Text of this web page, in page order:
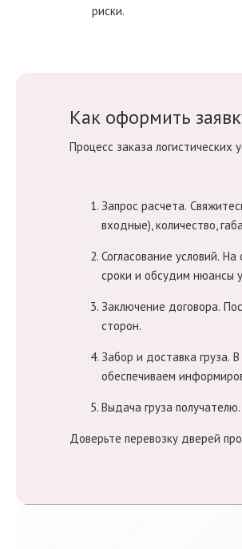
риски.
Как оформить
Процесс заказа
Запрос расчета.
входные), количество,
Согласование условий. На
сроки и обсудим нюансы
Заключение договора.
сторон.
Забор и доставка груза. В
обеспечиваем
Выдача груза получателю.
Доверьте перевозку дверей